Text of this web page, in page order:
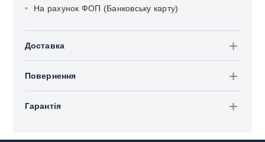
На рахунок ФОП (Банковську карту)
Доставка
Повернення
Гарантія